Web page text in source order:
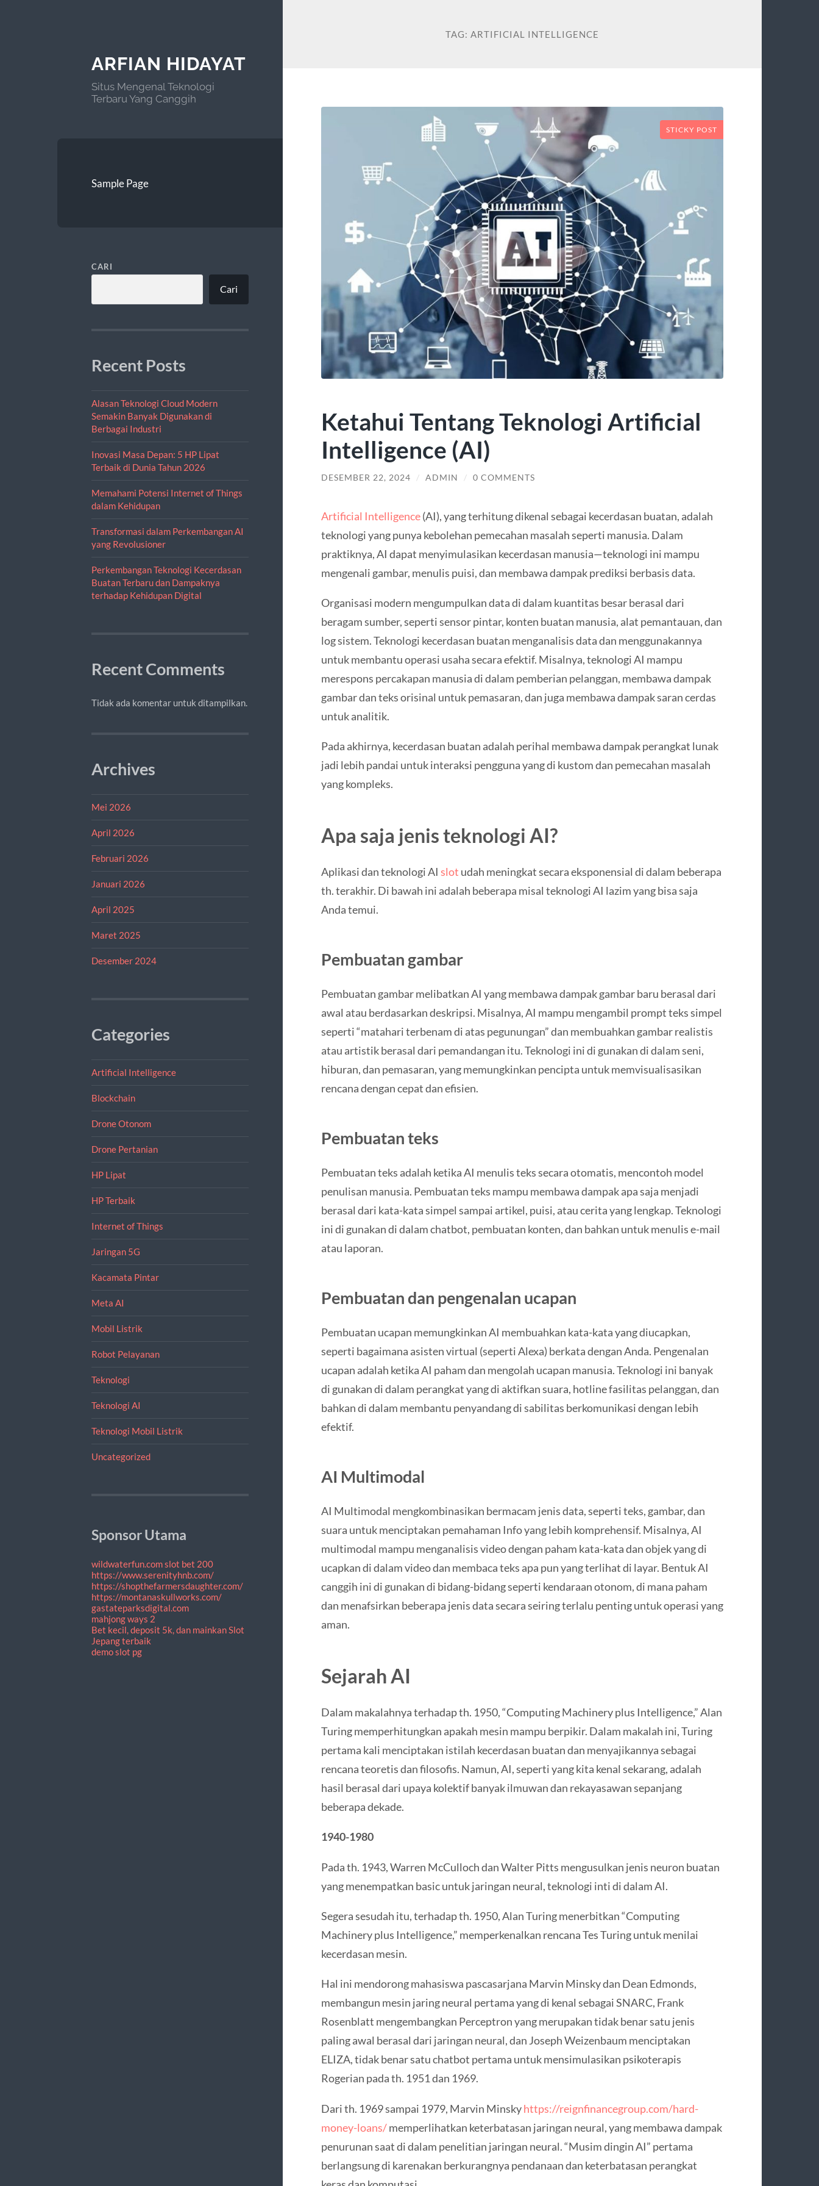
ARFIAN HIDAYAT
Situs Mengenal Teknologi
Terbaru Yang Canggih
Sample Page
CARI
Cari
Recent Posts
Alasan Teknologi Cloud Modern
Semakin Banyak Digunakan di
Berbagai Industri
Inovasi Masa Depan: 5 HP Lipat
Terbaik di Dunia Tahun 2026
Memahami Potensi Internet of Things
dalam Kehidupan
Transformasi dalam Perkembangan AI
yang Revolusioner
Perkembangan Teknologi Kecerdasan
Buatan Terbaru dan Dampaknya
terhadap Kehidupan Digital
Recent Comments
Tidak ada komentar untuk ditampilkan.
Archives
Mei 2026
April 2026
Februari 2026
Januari 2026
April 2025
Maret 2025
Desember 2024
Categories
Artificial Intelligence
Blockchain
Drone Otonom
Drone Pertanian
HP Lipat
HP Terbaik
Internet of Things
Jaringan 5G
Kacamata Pintar
Meta AI
Mobil Listrik
Robot Pelayanan
Teknologi
Teknologi AI
Teknologi Mobil Listrik
Uncategorized
Sponsor Utama
wildwaterfun.comslot bet 200
https://www.serenityhnb.com/
https://shopthefarmersdaughter.com/
https://montanaskullworks.com/
gastateparksdigital.com
mahjong ways 2
Bet kecil, deposit 5k, dan mainkan Slot
Jepang terbaik
demo slot pg
TAG: ARTIFICIAL INTELLIGENCE
STICKY POST
Ketahui Tentang Teknologi Artificial
Intelligence (AI)
DESEMBER 22, 2024 / ADMIN / 0 COMMENTS
Artificial Intelligence(AI), yang terhitung dikenal sebagai kecerdasan buatan, adalah
teknologi yang punya kebolehan pemecahan masalah seperti manusia. Dalam
praktiknya, AI dapat menyimulasikan kecerdasan manusia—teknologi ini mampu
mengenali gambar, menulis puisi, dan membawa dampak prediksi berbasis data.
Organisasi modern mengumpulkan data di dalam kuantitas besar berasal dari
beragam sumber, seperti sensor pintar, konten buatan manusia, alat pemantauan, dan
log sistem. Teknologi kecerdasan buatan menganalisis data dan menggunakannya
untuk membantu operasi usaha secara efektif. Misalnya, teknologi AI mampu
merespons percakapan manusia di dalam pemberian pelanggan, membawa dampak
gambar dan teks orisinal untuk pemasaran, dan juga membawa dampak saran cerdas
untuk analitik.
Pada akhirnya, kecerdasan buatan adalah perihal membawa dampak perangkat lunak
jadi lebih pandai untuk interaksi pengguna yang di kustom dan pemecahan masalah
yang kompleks.
Apa saja jenis teknologi AI?
Aplikasi dan teknologi AI slot udah meningkat secara eksponensial di dalam beberapa
th. terakhir. Di bawah ini adalah beberapa misal teknologi AI lazim yang bisa saja
Anda temui.
Pembuatan gambar
Pembuatan gambar melibatkan AI yang membawa dampak gambar baru berasal dari
awal atau berdasarkan deskripsi. Misalnya, AI mampu mengambil prompt teks simpel
seperti “matahari terbenam di atas pegunungan” dan membuahkan gambar realistis
atau artistik berasal dari pemandangan itu. Teknologi ini di gunakan di dalam seni,
hiburan, dan pemasaran, yang memungkinkan pencipta untuk memvisualisasikan
rencana dengan cepat dan efisien.
Pembuatan teks
Pembuatan teks adalah ketika AI menulis teks secara otomatis, mencontoh model
penulisan manusia. Pembuatan teks mampu membawa dampak apa saja menjadi
berasal dari kata-kata simpel sampai artikel, puisi, atau cerita yang lengkap. Teknologi
ini di gunakan di dalam chatbot, pembuatan konten, dan bahkan untuk menulis e-mail
atau laporan.
Pembuatan dan pengenalan ucapan
Pembuatan ucapan memungkinkan AI membuahkan kata-kata yang diucapkan,
seperti bagaimana asisten virtual (seperti Alexa) berkata dengan Anda. Pengenalan
ucapan adalah ketika AI paham dan mengolah ucapan manusia. Teknologi ini banyak
di gunakan di dalam perangkat yang di aktifkan suara, hotline fasilitas pelanggan, dan
bahkan di dalam membantu penyandang di sabilitas berkomunikasi dengan lebih
efektif.
AI Multimodal
AI Multimodal mengkombinasikan bermacam jenis data, seperti teks, gambar, dan
suara untuk menciptakan pemahaman Info yang lebih komprehensif. Misalnya, AI
multimodal mampu menganalisis video dengan paham kata-kata dan objek yang di
ucapkan di dalam video dan membaca teks apa pun yang terlihat di layar. Bentuk AI
canggih ini di gunakan di bidang-bidang seperti kendaraan otonom, di mana paham
dan menafsirkan beberapa jenis data secara seiring terlalu penting untuk operasi yang
aman.
Sejarah AI
Dalam makalahnya terhadap th. 1950, “Computing Machinery plus Intelligence,” Alan
Turing memperhitungkan apakah mesin mampu berpikir. Dalam makalah ini, Turing
pertama kali menciptakan istilah kecerdasan buatan dan menyajikannya sebagai
rencana teoretis dan filosofis. Namun, AI, seperti yang kita kenal sekarang, adalah
hasil berasal dari upaya kolektif banyak ilmuwan dan rekayasawan sepanjang
beberapa dekade.
1940-1980
Pada th. 1943, Warren McCulloch dan Walter Pitts mengusulkan jenis neuron buatan
yang menempatkan basic untuk jaringan neural, teknologi inti di dalam AI.
Segera sesudah itu, terhadap th. 1950, Alan Turing menerbitkan “Computing
Machinery plus Intelligence,” memperkenalkan rencana Tes Turing untuk menilai
kecerdasan mesin.
Hal ini mendorong mahasiswa pascasarjana Marvin Minsky dan Dean Edmonds,
membangun mesin jaring neural pertama yang di kenal sebagai SNARC, Frank
Rosenblatt mengembangkan Perceptron yang merupakan tidak benar satu jenis
paling awal berasal dari jaringan neural, dan Joseph Weizenbaum menciptakan
ELIZA, tidak benar satu chatbot pertama untuk mensimulasikan psikoterapis
Rogerian pada th. 1951 dan 1969.
Dari th. 1969 sampai 1979, Marvin Minskyhttps://reignfinancegroup.com/hard-
money-loans/memperlihatkan keterbatasan jaringan neural, yang membawa dampak
penurunan saat di dalam penelitian jaringan neural. “Musim dingin AI” pertama
berlangsung di karenakan berkurangnya pendanaan dan keterbatasan perangkat